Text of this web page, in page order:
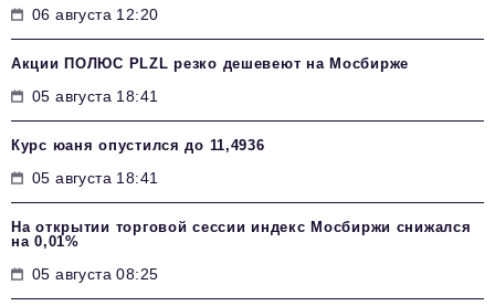
06 августа 12:20
Акции ПОЛЮС PLZL резко дешевеют на Мосбирже
05 августа 18:41
Курс юаня опустился до 11,4936
05 августа 18:41
На открытии торговой сессии индекс Мосбиржи снижался
на 0,01%
05 августа 08:25